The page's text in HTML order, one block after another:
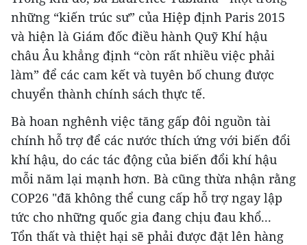
những “kiến trúc sư” của Hiệp định Paris 2015
và hiện là Giám đốc điều hành Quỹ Khí hậu
châu Âu khẳng định “còn rất nhiều việc phải
làm” để các cam kết và tuyên bố chung được
chuyển thành chính sách thực tế.
Bà hoan nghênh việc tăng gấp đôi nguồn tài
chính hỗ trợ để các nước thích ứng với biến đổi
khí hậu, do các tác động của biến đổi khí hậu
mỗi năm lại mạnh hơn. Bà cũng thừa nhận rằng
COP26 "đã không thể cung cấp hỗ trợ ngay lập
tức cho những quốc gia đang chịu đau khổ...
Tổn thất và thiệt hại sẽ phải được đặt lên hàng